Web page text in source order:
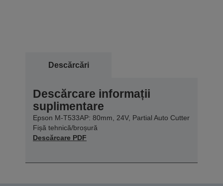
Descărcări
Descărcare informații
suplimentare
Epson M-T533AP: 80mm, 24V, Partial Auto Cutter
Fișă tehnică/broșură
Descărcare PDF